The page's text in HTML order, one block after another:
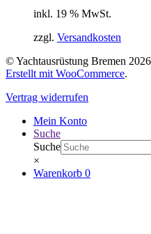
inkl. 19 % MwSt.
zzgl. Versandkosten
© Yachtausrüstung Bremen 2026
Erstellt mit WooCommerce.
Vertrag widerrufen
Mein Konto
Suche
Suche
×
Warenkorb 0